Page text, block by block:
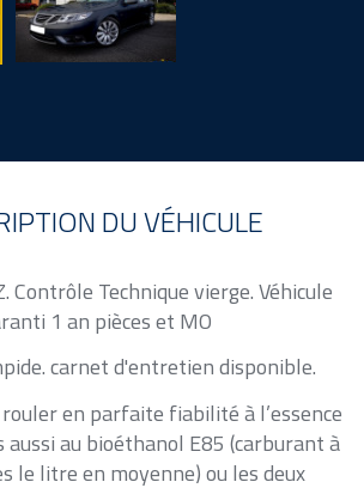
DU VÉHICULE
Contrôle Technique vierge. Véhicule
1 an pièces et MO
carnet d'entretien disponible.
en parfaite fiabilité à l’essence
au bioéthanol E85 (carburant à
le litre en moyenne) ou les deux